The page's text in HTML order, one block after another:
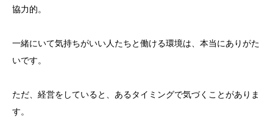
協力的。
一緒にいて気持ちがいい人たちと働ける環境は、本当にありがた
いです。
ただ、経営をしていると、あるタイミングで気づくことがありま
す。